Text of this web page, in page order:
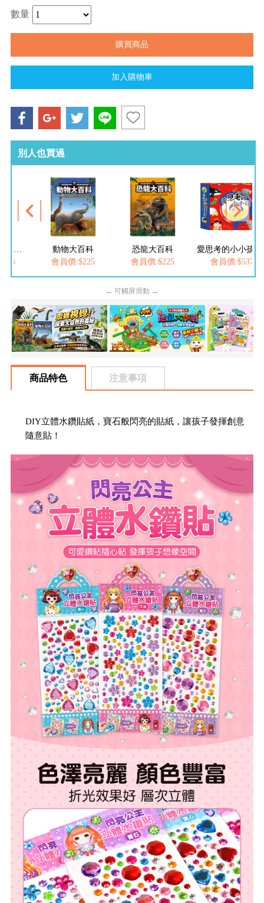
數量
別人也買過
動物大百科
會員價:$225
恐龍大百科
會員價:$225
會員價:$537
← 可觸屏滑動 →
商品特色 注意事項
DIY立體水鑽貼紙，寶石般閃亮的貼紙，讓孩子發揮創意
隨意貼！